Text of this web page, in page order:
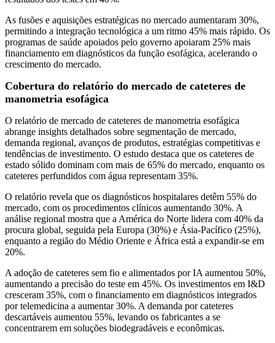
As fusões e aquisições estratégicas no mercado aumentaram 30%,
permitindo a integração tecnológica a um ritmo 45% mais rápido. Os
programas de saúde apoiados pelo governo apoiaram 25% mais
financiamento em diagnósticos da função esofágica, acelerando o
crescimento do mercado.
Cobertura do relatório do mercado de cateteres de
manometria esofágica
O relatório de mercado de cateteres de manometria esofágica
abrange insights detalhados sobre segmentação de mercado,
demanda regional, avanços de produtos, estratégias competitivas e
tendências de investimento. O estudo destaca que os cateteres de
estado sólido dominam com mais de 65% do mercado, enquanto os
cateteres perfundidos com água representam 35%.
O relatório revela que os diagnósticos hospitalares detêm 55% do
mercado, com os procedimentos clínicos aumentando 30%. A
análise regional mostra que a América do Norte lidera com 40% da
procura global, seguida pela Europa (30%) e Ásia-Pacífico (25%),
enquanto a região do Médio Oriente e África está a expandir-se em
20%.
A adoção de cateteres sem fio e alimentados por IA aumentou 50%,
aumentando a precisão do teste em 45%. Os investimentos em I&D
cresceram 35%, com o financiamento em diagnósticos integrados
por telemedicina a aumentar 30%. A demanda por cateteres
descartáveis ​​aumentou 55%, levando os fabricantes a se
concentrarem em soluções biodegradáveis ​​e econômicas.